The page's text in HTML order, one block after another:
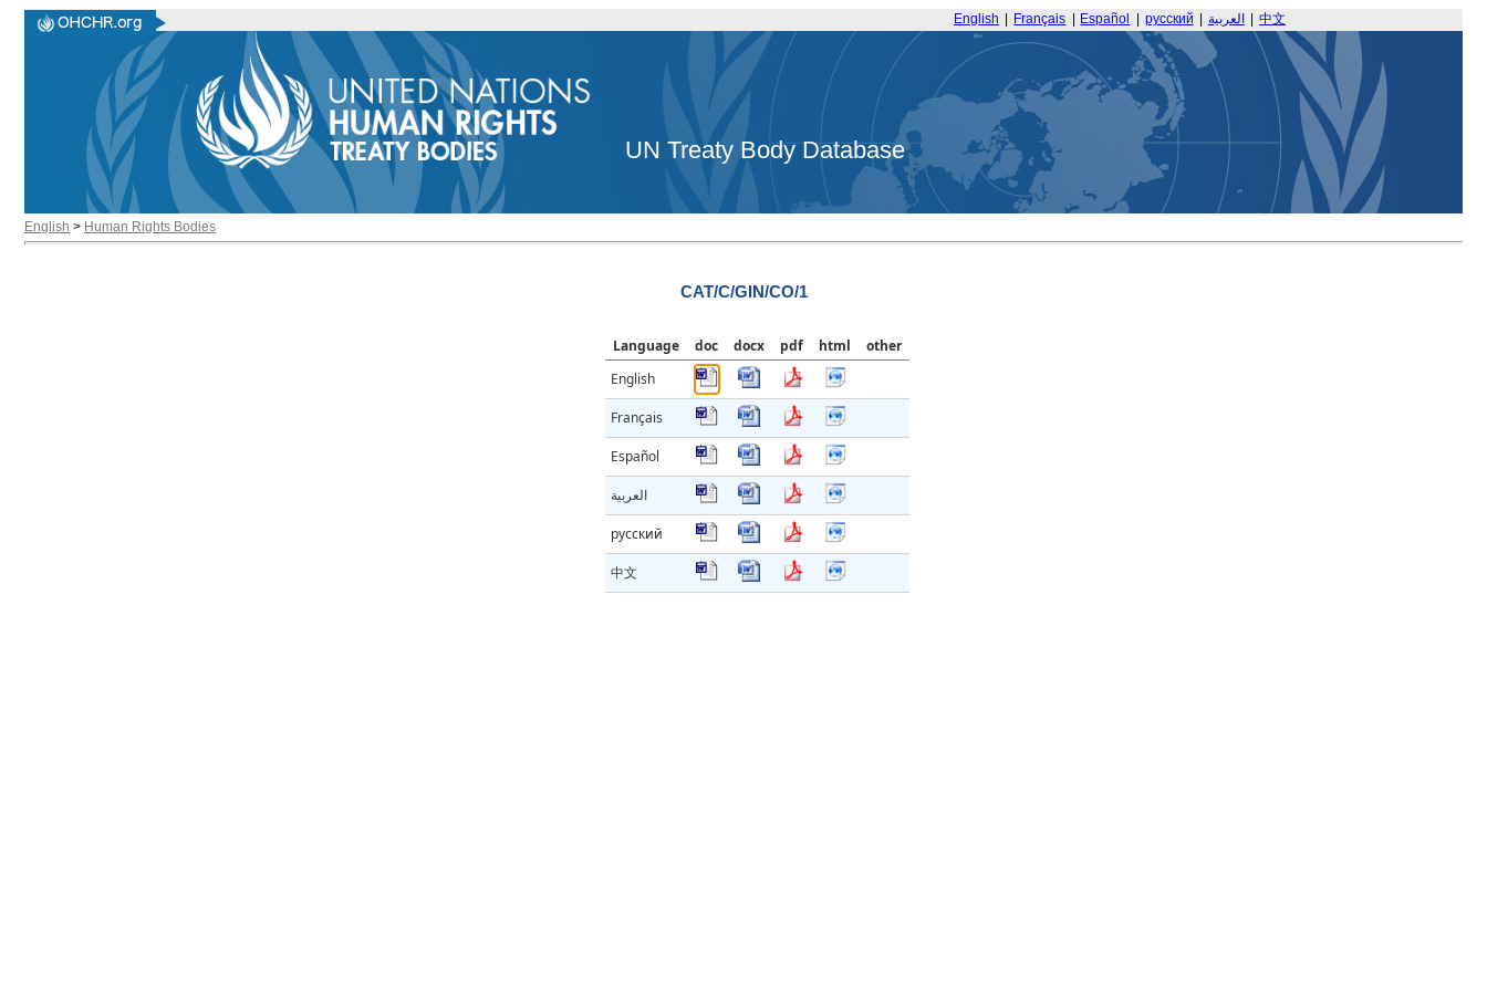
English Français Español русский العربية 中文
UN Treaty Body Database
English > Human Rights Bodies
CAT/C/GIN/CO/1
Language doc docx pdf html
other
English
Français
Español
العربية
русский
中文